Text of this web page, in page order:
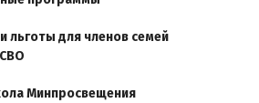
льготы для членов семей
Минпросвещения